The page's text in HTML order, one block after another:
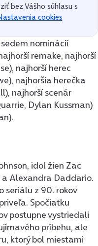
bez Vášho súhlasu s
cookies
nominácií
remake, najhorší
najhorší herec
najhoršia herečka
najhorší scenár
Dylan Kussman)
idol žien Zac
a Alexandra Daddario.
seriálu z 90. rokov
Spočiatku
postupne vystriedali
príbehu, ale
ktorý bol miestami